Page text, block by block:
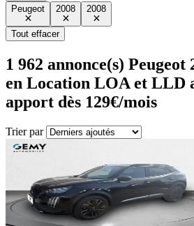
Peugeot
2008 2008
Tout effacer
1 962 annonce(s) Peugeot
en Location LOA et LLD
apport dès 129€/mois
Trier par